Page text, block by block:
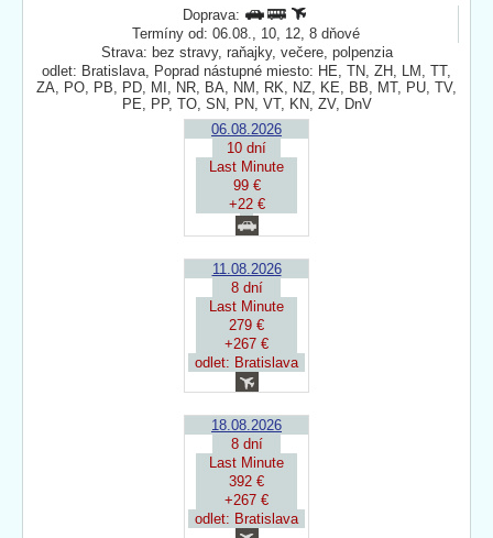
Doprava:
Termíny od: 06.08., 10, 12, 8 dňové
Strava: bez stravy, raňajky, večere, polpenzia
odlet: Bratislava, Poprad nástupné miesto: HE, TN, ZH, LM, TT,
ZA, PO, PB, PD, MI, NR, BA, NM, RK, NZ, KE, BB, MT, PU, TV,
PE, PP, TO, SN, PN, VT, KN, ZV, DnV
06.08.2026
10 dní
Last Minute
99 €
+22 €
11.08.2026
8 dní
Last Minute
279 €
+267 €
odlet: Bratislava
18.08.2026
8 dní
Last Minute
392 €
+267 €
odlet: Bratislava